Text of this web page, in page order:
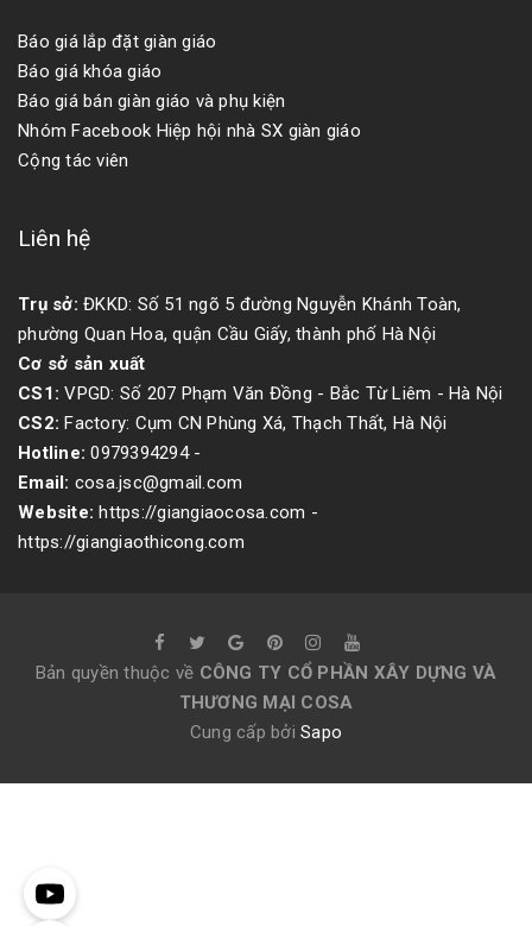
Báo giá lắp đặt giàn giáo
Báo giá khóa giáo
Báo giá bán giàn giáo và phụ kiện
Nhóm Facebook Hiệp hội nhà SX giàn giáo
Cộng tác viên
Liên hệ
Trụ sở: ĐKKD: Số 51 ngõ 5 đường Nguyễn Khánh Toàn,
phường Quan Hoa, quận Cầu Giấy, thành phố Hà Nội
Cơ sở sản xuất
CS1: VPGD: Số 207 Phạm Văn Đồng - Bắc Từ Liêm - Hà Nội
CS2: Factory: Cụm CN Phùng Xá, Thạch Thất, Hà Nội
Hotline:0979394294-
Email: cosa.jsc@gmail.com
Website:https://giangiaocosa.com -
https://giangiaothicong.com
Bản quyền thuộc về CÔNG TY CỔ PHẦN XÂY DỰNG VÀ
THƯƠNG MẠI COSA
Cung cấp bởiSapo